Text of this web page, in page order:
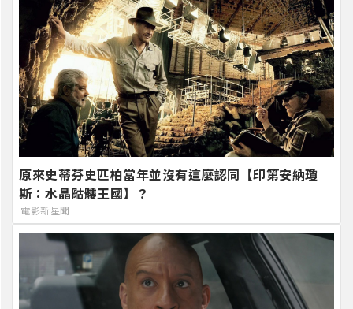
原來史蒂芬史匹柏當年並沒有這麼認同【印第安納瓊
斯：水晶骷髏王國】？
電影新星聞